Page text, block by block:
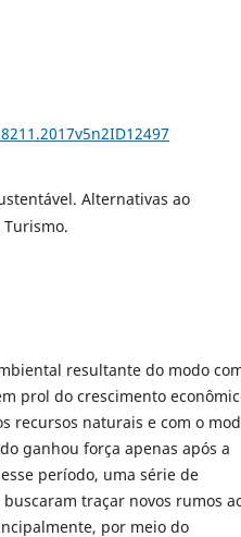
Alternativas ao
resultante do modo
prol do crescimento
recursos naturais e com o
ganhou força apenas após a
período, uma série de
traçar novos rumos
por meio do